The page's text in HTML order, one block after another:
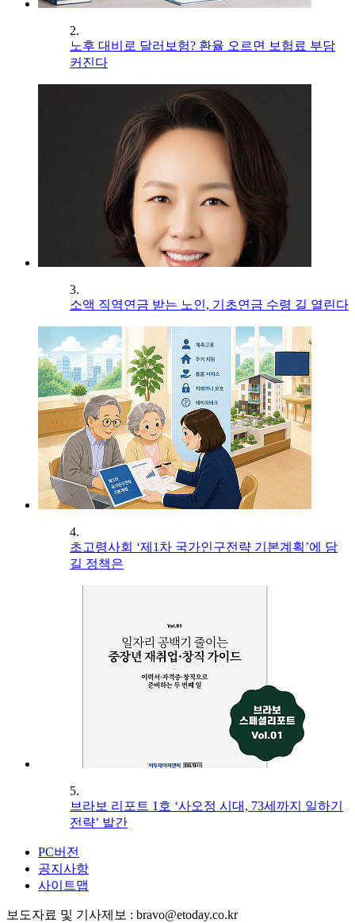
2.
노후 대비로 달러보험? 환율 오르면 보험료 부담
커진다
3.
소액 직역연금 받는 노인, 기초연금 수령 길 열린다
4.
초고령사회 ‘제1차 국가인구전략 기본계획’에 담
길 정책은
5.
브라보 리포트 1호 ‘사오정 시대, 73세까지 일하기
전략’ 발간
PC버전
공지사항
사이트맵
보도자료 및 기사제보 : bravo@etoday.co.kr